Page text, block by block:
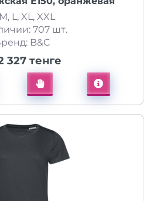
L, XL, XXL
707 шт.
B&C
327 тенге